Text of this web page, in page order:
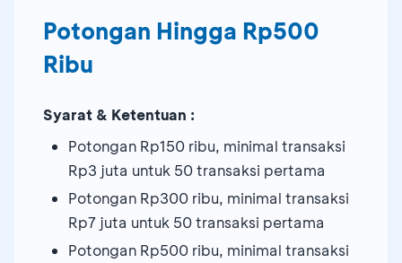
Potongan Hingga Rp500
Ribu
Syarat & Ketentuan :
Potongan Rp150 ribu, minimal transaksi
Rp3 juta untuk 50 transaksi pertama
Potongan Rp300 ribu, minimal transaksi
Rp7 juta untuk 50 transaksi pertama
Potongan Rp500 ribu, minimal transaksi